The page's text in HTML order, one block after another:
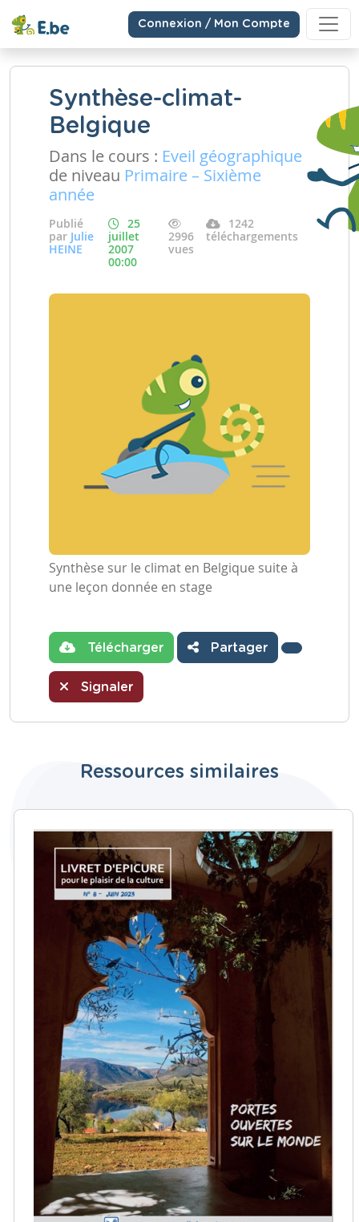
Connexion / Mon Compte
Synthèse-climat-
Belgique
Dans le cours : Eveil géographique
de niveau Primaire – Sixième
année
Publié
par Julie
HEINE
25
juillet
2007
00:00
2996
vues
1242
téléchargements
Synthèse sur le climat en Belgique suite à
une leçon donnée en stage
Télécharger Partager
Signaler
Ressources similaires